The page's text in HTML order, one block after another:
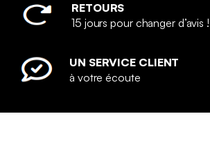
RETOURS
15 jours pour changer d’avis !
UN SERVICE CLIENT
à votre écoute